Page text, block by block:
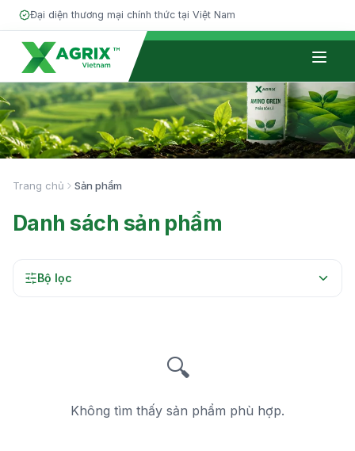
Đại diện thương mại chính thức tại Việt Nam
Giới thiệu
Phân bón
Đối tác
Kiến thức
Tin tức
Trang chủ Sản phẩm
Danh sách sản phẩm
Bộ lọc
🔍
Không tìm thấy sản phẩm phù hợp.